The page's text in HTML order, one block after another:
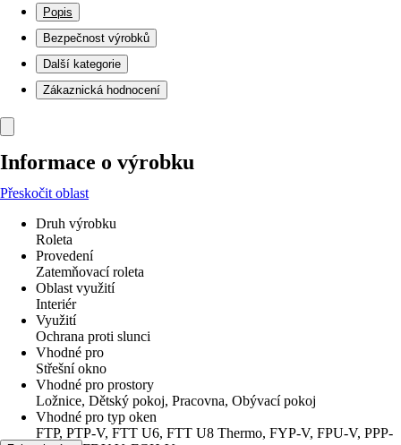
Popis
Bezpečnost výrobků
Další kategorie
Zákaznická hodnocení
Informace o výrobku
Přeskočit oblast
Druh výrobku
Roleta
Provedení
Zatemňovací roleta
Oblast využití
Interiér
Využití
Ochrana proti slunci
Vhodné pro
Střešní okno
Vhodné pro prostory
Ložnice, Dětský pokoj, Pracovna, Obývací pokoj
Vhodné pro typ oken
FTP, PTP-V, FTT U6, FTT U8 Thermo, FYP-V, FPU-V, PPP-